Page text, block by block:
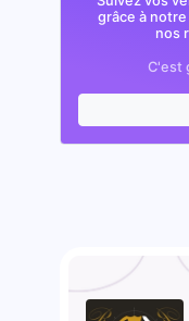
grâce à
nos
C'est